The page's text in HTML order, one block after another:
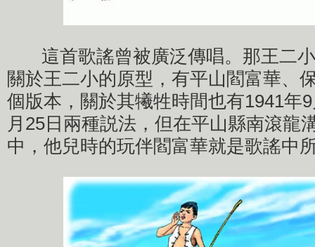
這首歌謠曾被廣泛傳唱。那王二小
關於王二小的原型，有平山閻富華、
個版本，關於其犧牲時間也有1941年
月25日兩種説法，但在平山縣南滾龍
中，他兒時的玩伴閻富華就是歌謠中